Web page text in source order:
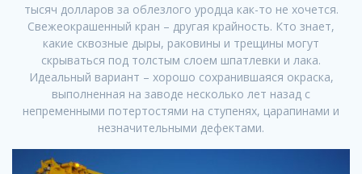
тысяч долларов за облезлого уродца как-то не хочется.
Свежеокрашенный кран – другая крайность. Кто знает,
какие сквозные дыры, раковины и трещины могут
скрываться под толстым слоем шпатлевки и лака.
Идеальный вариант – хорошо сохранившаяся окраска,
выполненная на заводе несколько лет назад с
непременными потертостями на ступенях, царапинами и
незначительными дефектами.